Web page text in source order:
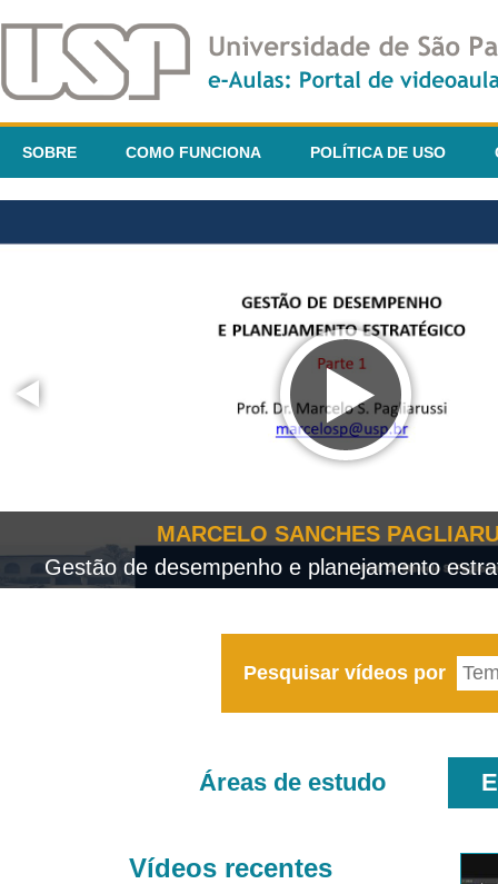
SOBRE COMO FUNCIONA POLÍTICA DE USO
MARCELO SANCHES
Gestão de desempenho e planejamento
Pesquisar vídeos por
Áreas de estudo
Vídeos recentes